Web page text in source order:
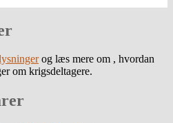
og læs mere om , hvordan
om krigsdeltagere.